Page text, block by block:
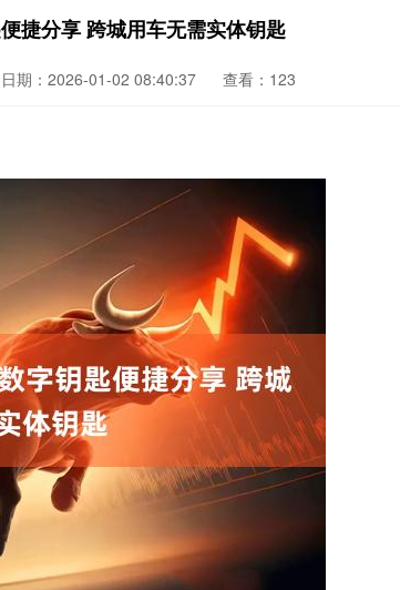
捷分享 跨城用车无需实体钥匙
日期：2026-01-02 08:40:37 查看：123